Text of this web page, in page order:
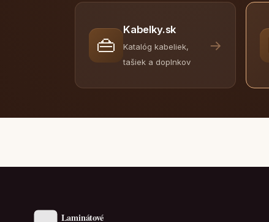
👜
Kabelky.sk
Katalóg kabeliek,
tašiek a doplnkov
→